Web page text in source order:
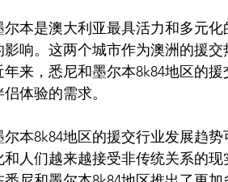
尔本是澳大利亚最具活力和多元
影响。这两个城市作为澳洲的援
年来，悉尼和墨尔本8k84地区的
体验的需求。
尔本8k84地区的援交行业发展趋
和人们越来越接受非传统关系的